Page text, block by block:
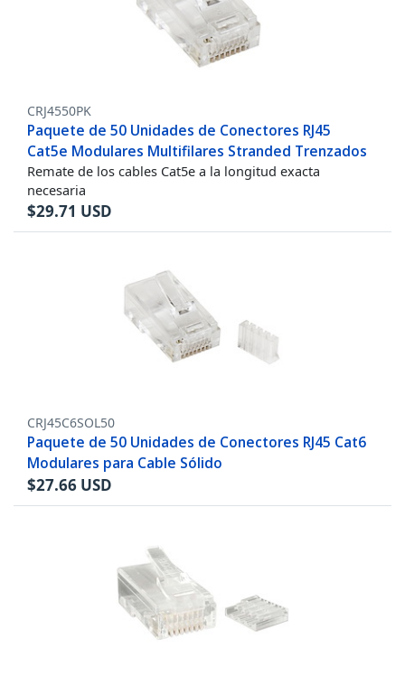
CRJ4550PK
Paquete de 50 Unidades de Conectores RJ45
Cat5e Modulares Multifilares Stranded Trenzados
Remate de los cables Cat5e a la longitud exacta
necesaria
$29.71 USD
CRJ45C6SOL50
Paquete de 50 Unidades de Conectores RJ45 Cat6
Modulares para Cable Sólido
$27.66 USD